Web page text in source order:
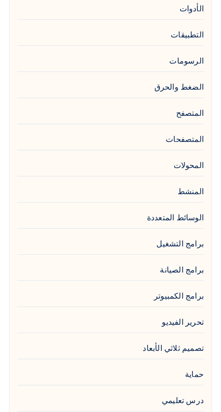
الأدوات
التطبيقات
الرسومات
الضغط والحرق
المتصفح
المتصفحات
المحولات
المنشط
الوسائط المتعددة
برامج التشغيل
برامج الصيانة
برامج الكمبيوتر
تحرير الفيديو
تصميم ثلاثي الأبعاد
حماية
درس تعليمي